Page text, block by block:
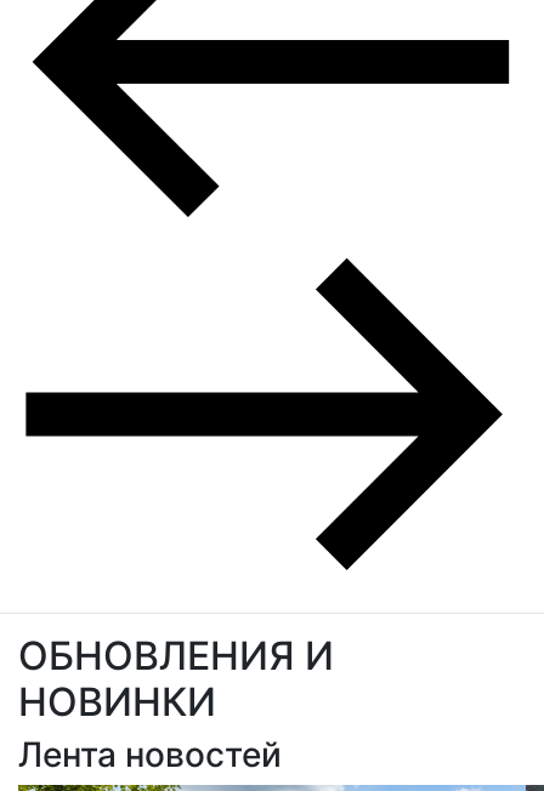
ОБНОВЛЕНИЯ И
НОВИНКИ
Лента новостей